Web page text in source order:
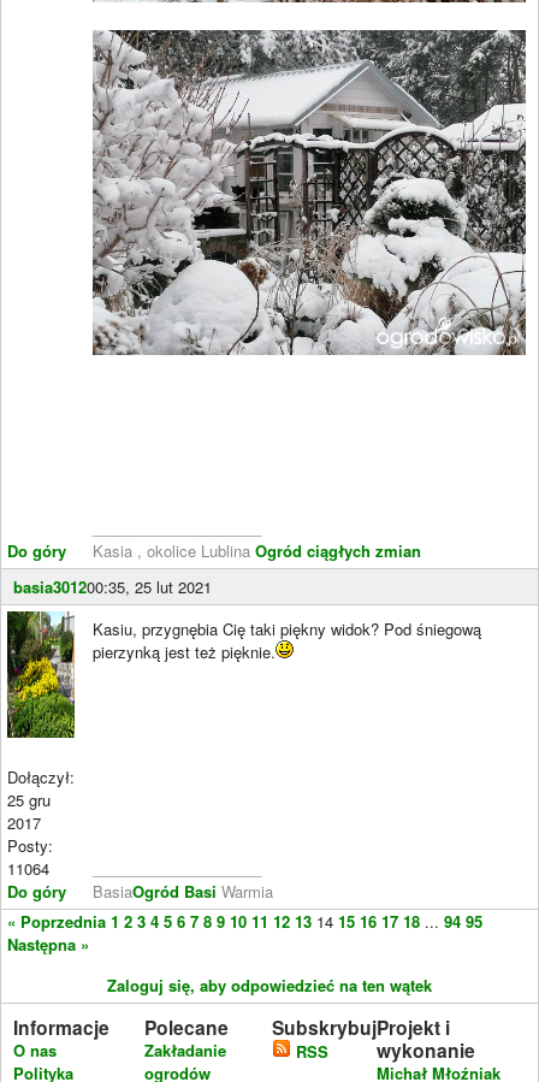
Do góry
Kasia , okolice Lublina Ogród ciągłych zmian
basia301200:35, 25 lut 2021
Dołączył:
25 gru
2017
Posty:
11064
Do góry
Kasiu, przygnębia Cię taki piękny widok? Pod śniegową
pierzynką jest też pięknie.
BasiaOgród Basi Warmia
« Poprzednia 1 2 3 4 5 6 7 8 9 10 11 12 13 14 15 16 17 18 ... 94 95
Następna »
Zaloguj się, aby odpowiedzieć na ten wątek
Informacje
O nas
Polityka
Polecane
Zakładanie
ogrodów
Subskrybuj
RSS
Projekt i
wykonanie
Michał Młoźniak